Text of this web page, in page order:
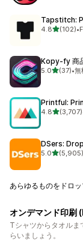
Tapstitch:
4.85つ星中
(102)
合計レビュー
•
Kopy‑fy 商
5.05つ星中
(37)
合計レビュー
•無
Printful:
4.85つ星中
(3,707)
合計レビュー
DSers:
5.05つ星中
(5,905)
合計レビュ
あらゆるものをドロ
オンデマンド印刷
Tシャツからタオルま
らいましょう。